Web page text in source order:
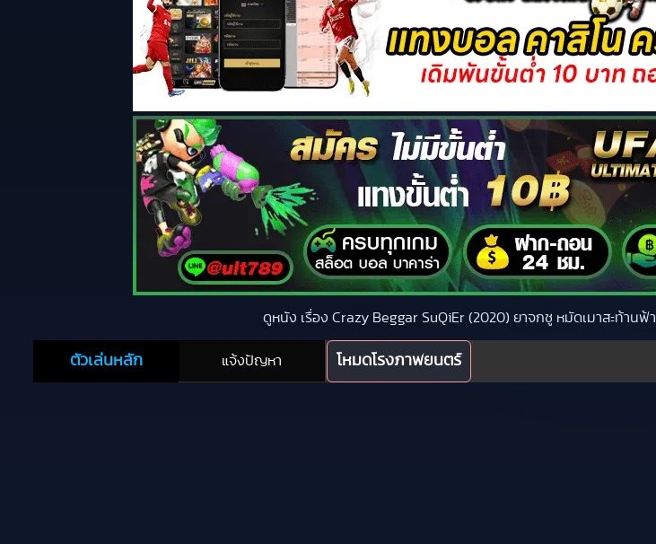
ดูหนัง เรื่อง Crazy Beggar SuQiEr (2020) ยาจกซู หมัดเมาสะท้านฟ้า
ตัวเล่นหลัก แจ้งปัญหา โหมดโรงภาพยนตร์